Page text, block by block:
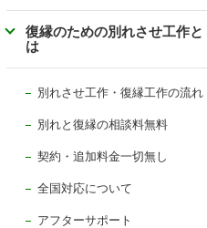
復縁のための別れさせ工作と
は
別れさせ工作・復縁工作の流れ
別れと復縁の相談料無料
契約・追加料金一切無し
全国対応について
アフターサポート